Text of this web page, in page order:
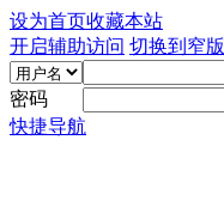
设为首页收藏本站
开启辅助访问 切换到窄版
密码
快捷导航